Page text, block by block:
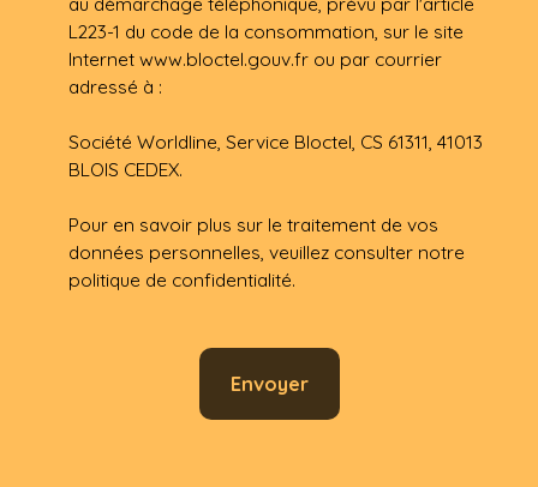
L223-1 du code de la consommation, sur le site
Internet www.bloctel.gouv.fr ou par courrier
adressé à :
Société Worldline, Service Bloctel, CS 61311, 41013
BLOIS CEDEX.
Pour en savoir plus sur le traitement de vos
données personnelles, veuillez consulter notre
politique de confidentialité.
Envoyer